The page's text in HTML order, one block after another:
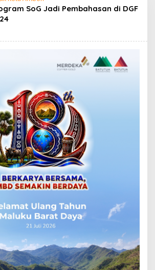
SoG Jadi Pembahasan di DGF